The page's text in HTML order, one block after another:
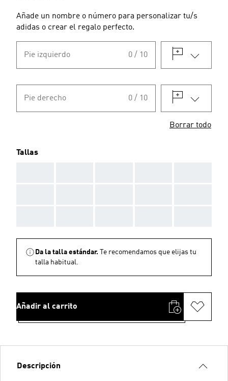
Añade un nombre o número para personalizar tu/s
adidas o crear el regalo perfecto.
Pie izquierdo 0 / 10
Pie derecho 0 / 10
Borrar todo
Tallas
Da la talla estándar.
Te recomendamos que elijas tu
talla habitual.
Añadir al carrito
Descripción